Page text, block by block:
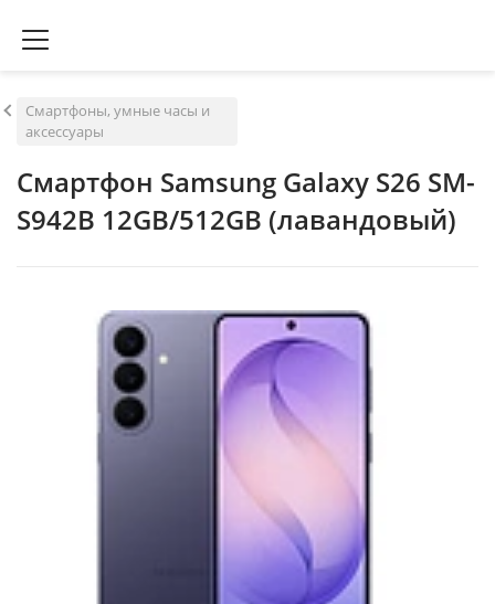
Смартфоны, умные часы и
аксессуары
Смартфон Samsung Galaxy S26 SM-
S942B 12GB/512GB (лавандовый)